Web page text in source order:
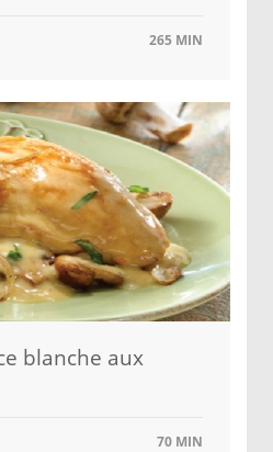
265 MIN
blanche aux
70 MIN